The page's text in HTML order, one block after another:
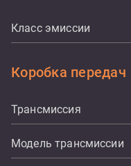
Класс эмиссии
Коробка передач
Трансмиссия
Модель трансмиссии